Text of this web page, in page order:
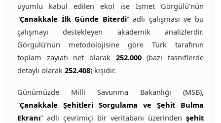
uyumlu kabul edilen ekol ise İsmet Görgülü’nün
“Çanakkale İlk Günde Biterdi” adlı çalışması ve bu
çalışmayı destekleyen akademik analizlerdir.
Görgülü’nün metodolojisine göre Türk tarafının
toplam zayiatı net olarak 252.000(bazı tasniflerde
detaylı olarak 252.408) kişidir.
Günümüzde Milli Savunma Bakanlığı (MSB),
“Çanakkale Şehitleri Sorgulama ve Şehit Bulma
Ekranı” adlı çevrimiçi bir veritabanı üzerinden şehit